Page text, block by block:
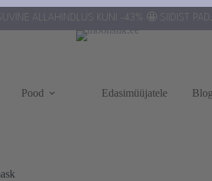
ALLAHINDLUS KUNI -43% 🤩 SIIDIST
Pood Edasimüüjatele